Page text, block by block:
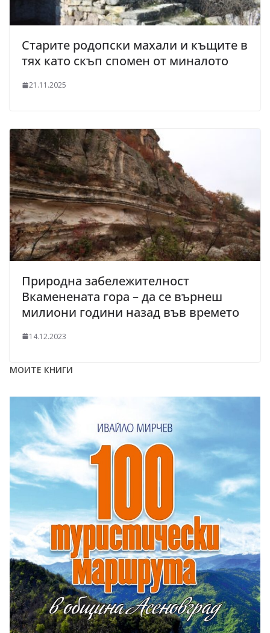
Старите родопски махали и къщите в
тях като скъп спомен от миналото
21.11.2025
Природна забележителност
Вкаменената гора – да се върнеш
милиони години назад във времето
14.12.2023
МОИТЕ КНИГИ